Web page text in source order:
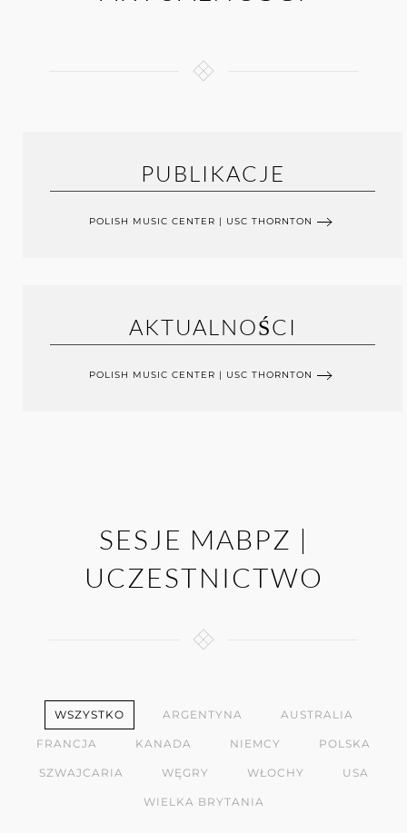
PUBLIKACJE
POLISH MUSIC CENTER | USC THORNTON
AKTUALNOŚCI
POLISH MUSIC CENTER | USC THORNTON
SESJE MABPZ |
UCZESTNICTWO
WSZYSTKO ARGENTYNA AUSTRALIA
FRANCJA KANADA NIEMCY POLSKA
SZWAJCARIA WĘGRY WŁOCHY USA
WIELKA BRYTANIA